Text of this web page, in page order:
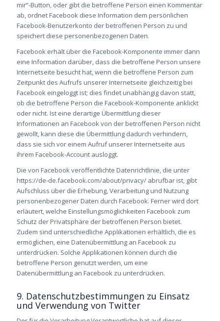
mir“-Button, oder gibt die betroffene Person einen Kommentar
ab, ordnet Facebook diese Information dem persönlichen
Facebook-Benutzerkonto der betroffenen Person zu und
speichert diese personenbezogenen Daten.
Facebook erhält über die Facebook-Komponente immer dann
eine Information darüber, dass die betroffene Person unsere
Internetseite besucht hat, wenn die betroffene Person zum
Zeitpunkt des Aufrufs unserer Internetseite gleichzeitig bei
Facebook eingeloggt ist; dies findet unabhängig davon statt,
ob die betroffene Person die Facebook-Komponente anklickt
oder nicht. Ist eine derartige Übermittlung dieser
Informationen an Facebook von der betroffenen Person nicht
gewollt, kann diese die Übermittlung dadurch verhindern,
dass sie sich vor einem Aufruf unserer Internetseite aus
ihrem Facebook-Account ausloggt.
Die von Facebook veröffentlichte Datenrichtlinie, die unter
https://de-de.facebook.com/about/privacy/ abrufbar ist, gibt
Aufschluss über die Erhebung, Verarbeitung und Nutzung
personenbezogener Daten durch Facebook. Ferner wird dort
erläutert, welche Einstellungsmöglichkeiten Facebook zum
Schutz der Privatsphäre der betroffenen Person bietet.
Zudem sind unterschiedliche Applikationen erhältlich, die es
ermöglichen, eine Datenübermittlung an Facebook zu
unterdrücken. Solche Applikationen können durch die
betroffene Person genutzt werden, um eine
Datenübermittlung an Facebook zu unterdrücken.
9. Datenschutzbestimmungen zu Einsatz
und Verwendung von Twitter